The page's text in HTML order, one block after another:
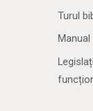
Turul